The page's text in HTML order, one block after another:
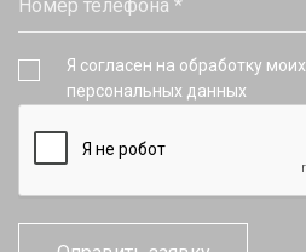
Я согласен на обработку моих
персональных данных